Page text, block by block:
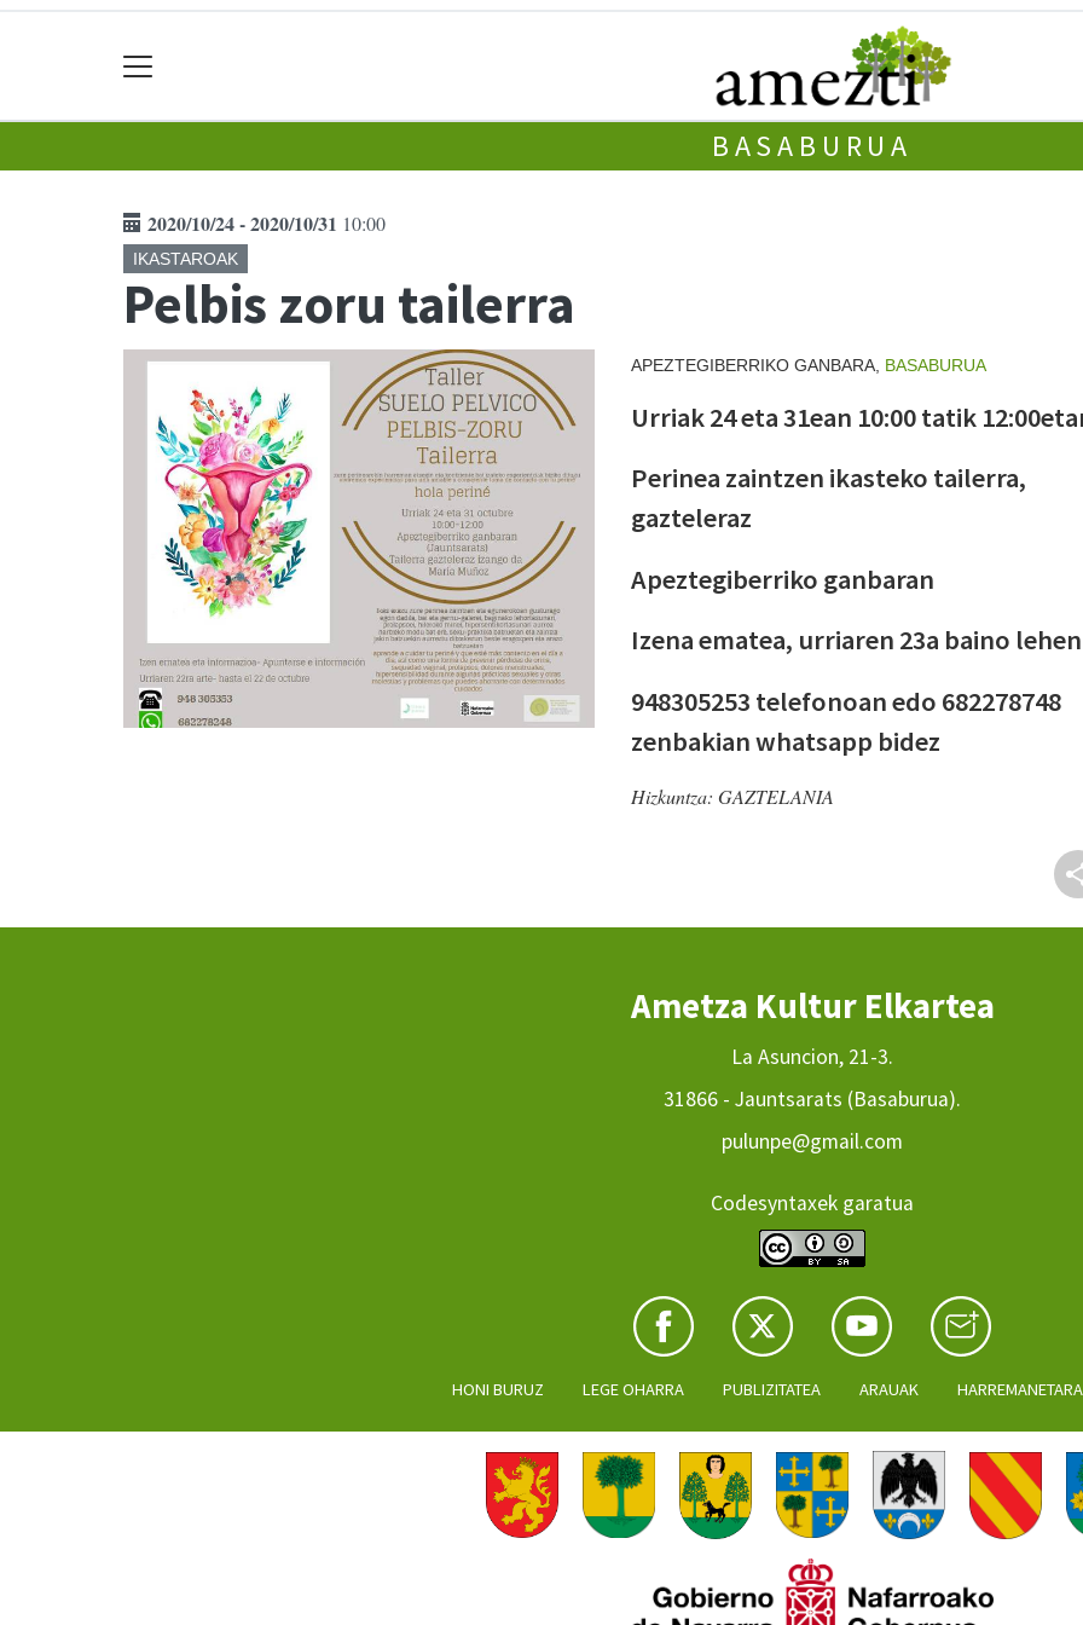
BASABURUA
2020/10/24 - 2020/10/31 10:00
IKASTAROAK
Pelbis zoru tailerra
APEZTEGIBERRIKO GANBARA, BASABURUA
Urriak 24 eta 31ean 10:00 tatik
Perinea zaintzen ikasteko tailerra,
gazteleraz
Apeztegiberriko ganbaran
Izena ematea, urriaren 23a baino
948305253 telefonoan edo 682278748
zenbakian whatsapp bidez
Hizkuntza: GAZTELANIA
Ametza Kultur Elkartea
La Asuncion, 21-3.
31866 - Jauntsarats (Basaburua).
pulunpe@gmail.com
Codesyntaxek garatua
HONI BURUZ LEGE OHARRA PUBLIZITATEA ARAUAK